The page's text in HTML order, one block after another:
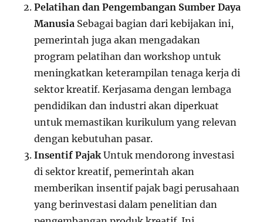
Pelatihan dan Pengembangan Sumber Daya
Manusia Sebagai bagian dari kebijakan ini,
pemerintah juga akan mengadakan
program pelatihan dan workshop untuk
meningkatkan keterampilan tenaga kerja di
sektor kreatif. Kerjasama dengan lembaga
pendidikan dan industri akan diperkuat
untuk memastikan kurikulum yang relevan
dengan kebutuhan pasar.
Insentif Pajak Untuk mendorong investasi
di sektor kreatif, pemerintah akan
memberikan insentif pajak bagi perusahaan
yang berinvestasi dalam penelitian dan